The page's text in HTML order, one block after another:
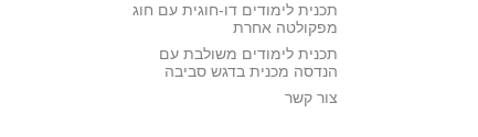
תכנית לימודים דו-חוגית עם חוג
מפקולטה אחרת
תכנית לימודים משולבת עם
הנדסה מכנית בדגש סביבה
צור קשר